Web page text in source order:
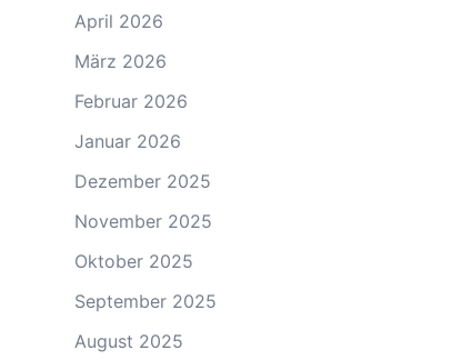
April 2026
März 2026
Februar 2026
Januar 2026
Dezember 2025
November 2025
Oktober 2025
September 2025
August 2025